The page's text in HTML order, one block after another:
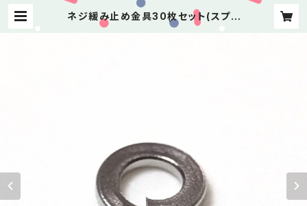
ネジ緩み止め金具30枚セット(スプリ
ングワッシャー) | よしけい